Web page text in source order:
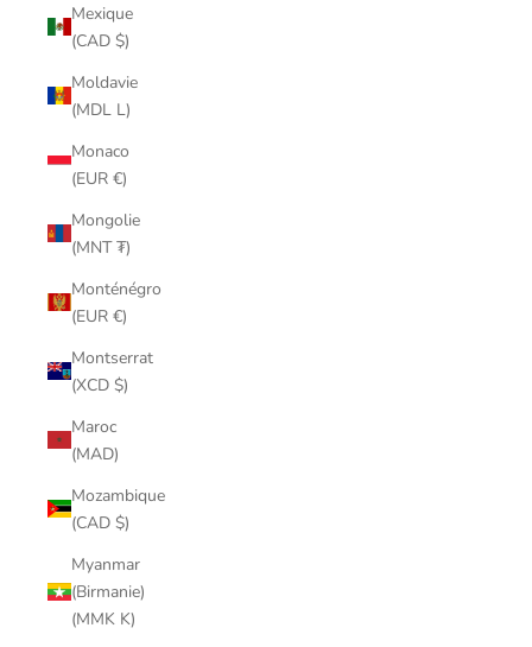
Mexique
(CAD $)
Moldavie
(MDL L)
Monaco
(EUR €)
Mongolie
(MNT ₮)
Monténégro
(EUR €)
Montserrat
(XCD $)
Maroc
(MAD)
Mozambique
(CAD $)
Myanmar
(Birmanie)
(MMK K)